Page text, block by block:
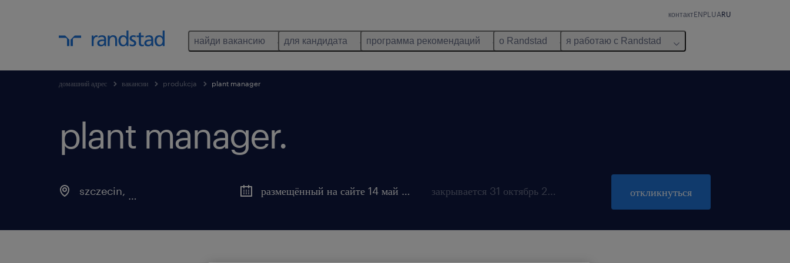
контактENPL UARU
найди вакансию для кандидата программа рекомендаций о Randstad я работаю с Randstad
домашний адрес вакансии produkcja plant manager
plant manager.
szczecin, размещённый на сайте 14 май 2026 закрывается 31 октябрь 2026 откликнуться